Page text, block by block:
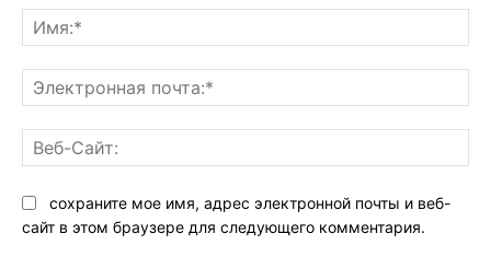
сохраните мое имя, адрес электронной почты и веб-
сайт в этом браузере для следующего комментария.